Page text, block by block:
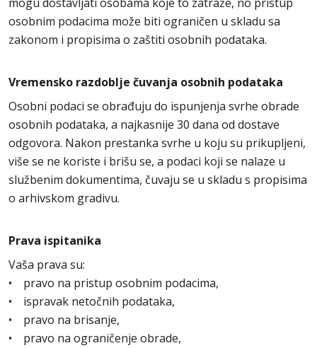
osobnim podacima može biti ograničen u skladu sa
zakonom i propisima o zaštiti osobnih podataka.
Vremensko razdoblje čuvanja osobnih podataka
Osobni podaci se obrađuju do ispunjenja svrhe obrade
osobnih podataka, a najkasnije 30 dana od dostave
odgovora. Nakon prestanka svrhe u koju su prikupljeni,
više se ne koriste i brišu se, a podaci koji se nalaze u
službenim dokumentima, čuvaju se u skladu s propisima
o arhivskom gradivu.
Prava ispitanika
Vaša prava su:
• pravo na pristup osobnim podacima,
• ispravak netočnih podataka,
• pravo na brisanje,
• pravo na ograničenje obrade,